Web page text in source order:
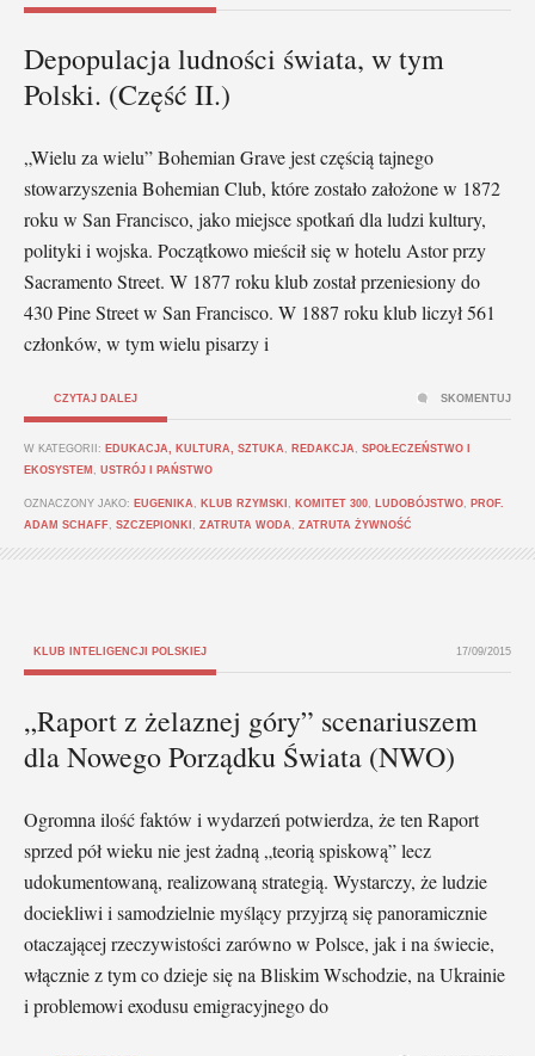
Depopulacja ludności świata, w tym
Polski. (Część II.)
„Wielu za wielu” Bohemian Grave jest częścią tajnego
stowarzyszenia Bohemian Club, które zostało założone w 1872
roku w San Francisco, jako miejsce spotkań dla ludzi kultury,
polityki i wojska. Początkowo mieścił się w hotelu Astor przy
Sacramento Street. W 1877 roku klub został przeniesiony do
430 Pine Street w San Francisco. W 1887 roku klub liczył 561
członków, w tym wielu pisarzy i
CZYTAJ DALEJ
W KATEGORII: EDUKACJA, KULTURA, SZTUKA REDAKCJA
SPOŁECZEŃSTWO I
EKOSYSTEM
USTRÓJ I PAŃSTWO
OZNACZONY JAKO: EUGENIKA KLUB RZYMSKI KOMITET 300 LUDOBÓJSTWO
PROF.
ADAM SCHAFF SZCZEPIONKI ZATRUTA WODA ZATRUTA ŻYWNOŚĆ
SKOMENTUJ
KLUB INTELIGENCJI POLSKIEJ 17/09/2015
„Raport z żelaznej góry” scenariuszem
dla Nowego Porządku Świata (NWO)
Ogromna ilość faktów i wydarzeń potwierdza, że ten Raport
sprzed pół wieku nie jest żadną „teorią spiskową” lecz
udokumentowaną, realizowaną strategią. Wystarczy, że ludzie
dociekliwi i samodzielnie myślący przyjrzą się panoramicznie
otaczającej rzeczywistości zarówno w Polsce, jak i na świecie,
włącznie z tym co dzieje się na Bliskim Wschodzie, na Ukrainie
i problemowi exodusu emigracyjnego do